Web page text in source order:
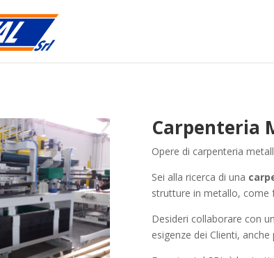
Carpenteria
Opere di carpenteria
Sei alla ricerca di una
strutture in metallo, come
Desideri collaborare con
esigenze dei Clienti,